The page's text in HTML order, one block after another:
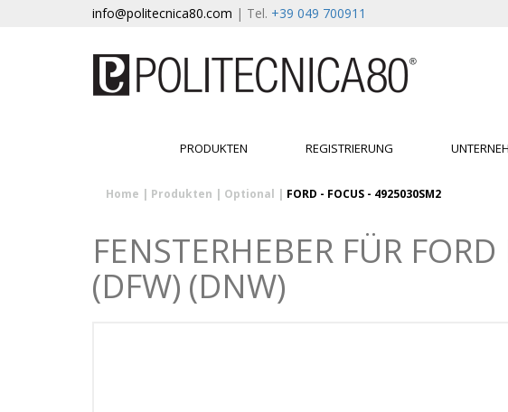
info@politecnica80.com | Tel. +39 049 700911
PRODUKTEN REGISTRIERUNG
Home | Produkten | Optional | FORD - FOCUS - 4925030SM2
FENSTERHEBER FÜR
(DFW) (DNW)